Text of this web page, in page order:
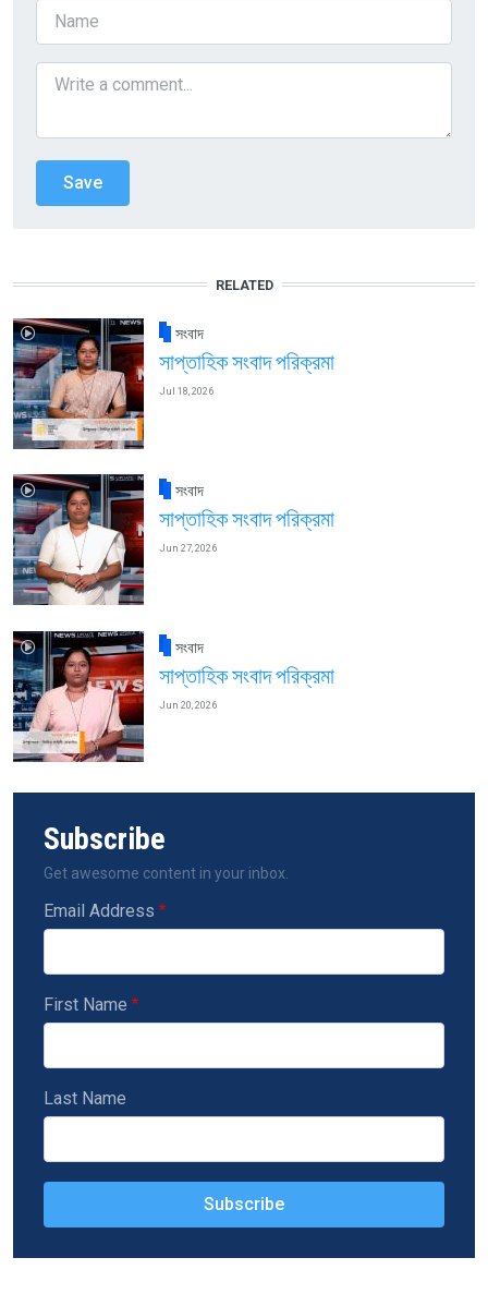
RELATED
সংবাদ
সাপ্তাহিক সংবাদ পরিক্রমা
Jul 18, 2026
সংবাদ
সাপ্তাহিক সংবাদ পরিক্রমা
Jun 27, 2026
সংবাদ
সাপ্তাহিক সংবাদ পরিক্রমা
Jun 20, 2026
Subscribe
Get awesome content in your inbox.
Email Address
First Name
Last Name